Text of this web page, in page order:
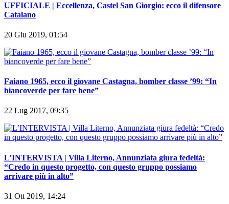
UFFICIALE | Eccellenza, Castel San Giorgio: ecco il difensore
Catalano
20 Giu 2019, 01:54
Faiano 1965, ecco il giovane Castagna, bomber classe ’99: “In
biancoverde per fare bene”
22 Lug 2017, 09:35
L’INTERVISTA | Villa Literno, Annunziata giura fedeltà:
“Credo in questo progetto, con questo gruppo possiamo
arrivare più in alto”
31 Ott 2019, 14:24